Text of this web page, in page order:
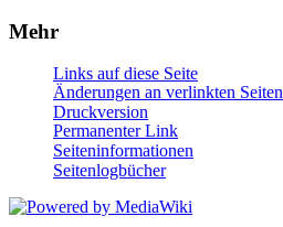
Mehr
Links auf diese Seite
Änderungen an verlinkten Seiten
Druckversion
Permanenter Link
Seiten­informationen
Seitenlogbücher